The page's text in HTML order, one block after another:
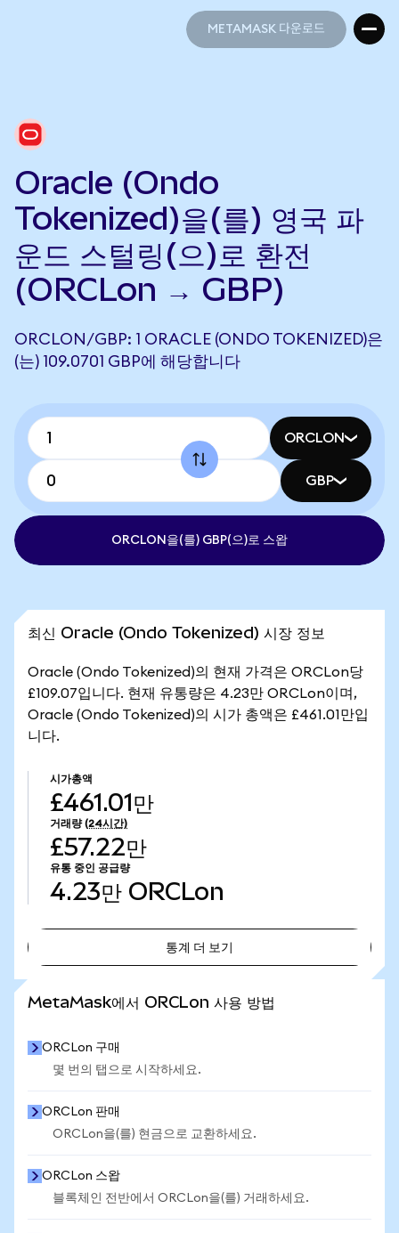
METAMASK 다운로드
Oracle (Ondo
Tokenized)을(를) 영국 파
운드 스털링(으)로 환전
(ORCLon → GBP)
ORCLON/GBP: 1 ORACLE (ONDO TOKENIZED)은
(는) 109.0701 GBP에 해당합니다
ORCLON
GBP
ORCLON을(를) GBP(으)로 스왑
최신 Oracle (Ondo Tokenized) 시장 정보
Oracle (Ondo Tokenized)의 현재 가격은 ORCLon당
£109.07입니다. 현재 유통량은 4.23만 ORCLon이며,
Oracle (Ondo Tokenized)의 시가 총액은 £461.01만입
니다.
시가총액
£461.01만
거래량 (24시간)
£57.22만
유통 중인 공급량
4.23만 ORCLon
통계 더 보기
MetaMask에서 ORCLon 사용 방법
ORCLon 구매
몇 번의 탭으로 시작하세요.
ORCLon 판매
ORCLon을(를) 현금으로 교환하세요.
ORCLon 스왑
블록체인 전반에서 ORCLon을(를) 거래하세요.